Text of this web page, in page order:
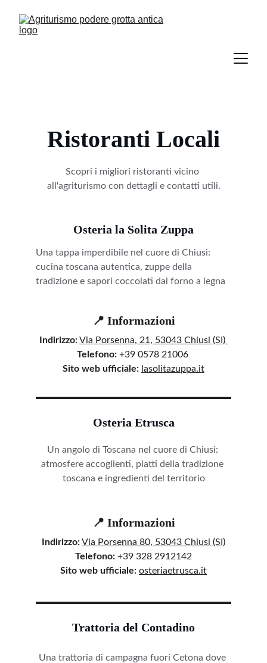
Ristoranti Locali
Scopri i migliori ristoranti vicino
all'agriturismo con dettagli e contatti utili.
Osteria la Solita Zuppa
Una tappa imperdibile nel cuore di Chiusi:
cucina toscana autentica, zuppe della
tradizione e sapori coccolati dal forno a legna
📍 Informazioni
Indirizzo:Via Porsenna, 21, 53043 Chiusi (SI)
Telefono: +39 0578 21006
Sito web ufficiale: lasolitazuppa.it
Osteria Etrusca
Un angolo di Toscana nel cuore di Chiusi:
atmosfere accoglienti, piatti della tradizione
toscana e ingredienti del territorio
📍 Informazioni
Indirizzo:Via Porsenna 80, 53043 Chiusi (SI)
Telefono: +39 328 2912142
Sito web ufficiale: osteriaetrusca.it
Trattoria del Contadino
Una trattoria di campagna fuori Cetona dove